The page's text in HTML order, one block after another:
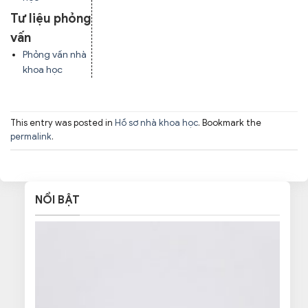
Tư liệu phỏng
vấn
Phỏng vấn nhà
khoa học
This entry was posted in Hồ sơ nhà khoa học. Bookmark the
permalink.
NỔI BẬT